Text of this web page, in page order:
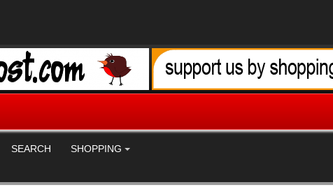
SEARCH SHOPPING